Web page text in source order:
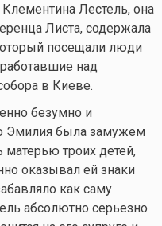
Лестель, она
Листа, содержала
посещали люди
работавшие над
в Киеве.
безумно и
Эмилия была замужем
троих детей,
оказывал ей знаки
как саму
абсолютно серьезно